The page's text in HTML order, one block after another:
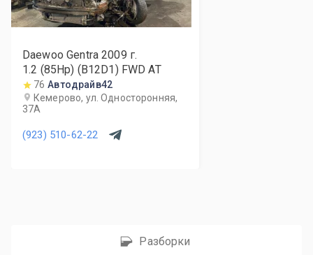
Daewoo Gentra 2009 г.
1.2 (85Hp) (B12D1) FWD AT
76 Автодрайв42
Кемерово, ул. Односторонняя,
37А
(923) 510-62-22
Разборки